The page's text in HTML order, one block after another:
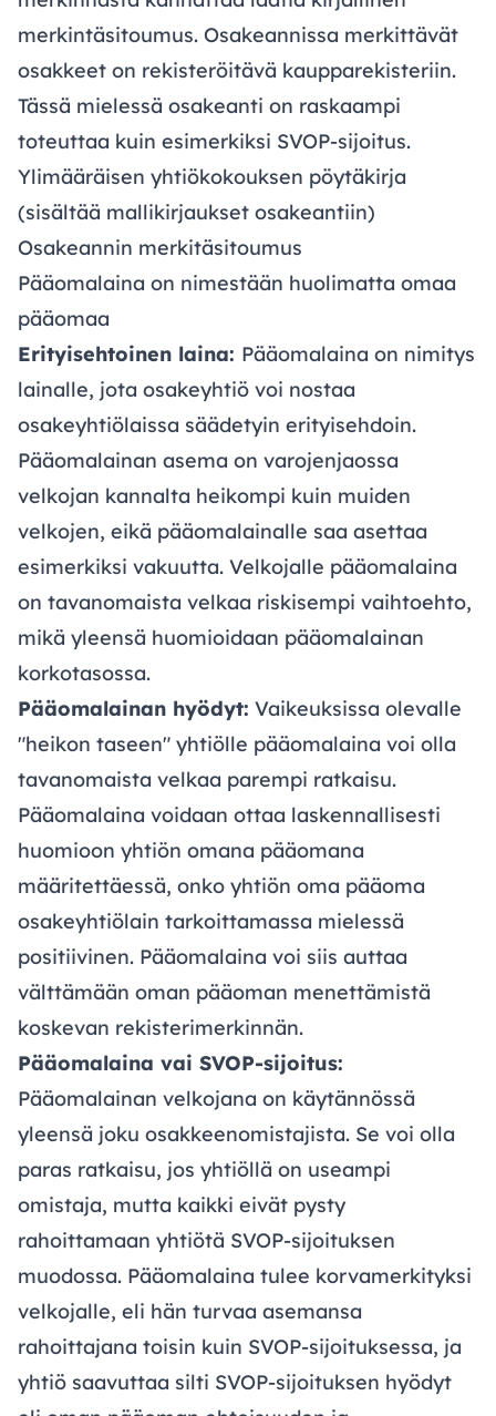
merkintäsitoumus. Osakeannissa merkittävät
osakkeet on rekisteröitävä kaupparekisteriin.
Tässä mielessä osakeanti on raskaampi
toteuttaa kuin esimerkiksi SVOP-sijoitus.
Ylimääräisen yhtiökokouksen pöytäkirja
(sisältää mallikirjaukset osakeantiin)
Osakeannin merkitäsitoumus
Pääomalaina on nimestään huolimatta omaa
pääomaa
Erityisehtoinen laina: Pääomalaina on nimitys
lainalle, jota osakeyhtiö voi nostaa
osakeyhtiölaissa säädetyin erityisehdoin.
Pääomalainan asema on varojenjaossa
velkojan kannalta heikompi kuin muiden
velkojen, eikä pääomalainalle saa asettaa
esimerkiksi vakuutta. Velkojalle pääomalaina
on tavanomaista velkaa riskisempi vaihtoehto,
mikä yleensä huomioidaan pääomalainan
korkotasossa.
Pääomalainan hyödyt: Vaikeuksissa olevalle
"heikon taseen" yhtiölle pääomalaina voi olla
tavanomaista velkaa parempi ratkaisu.
Pääomalaina voidaan ottaa laskennallisesti
huomioon yhtiön omana pääomana
määritettäessä, onko yhtiön oma pääoma
osakeyhtiölain tarkoittamassa mielessä
positiivinen. Pääomalaina voi siis auttaa
välttämään oman pääoman menettämistä
koskevan rekisterimerkinnän.
Pääomalaina vai SVOP-sijoitus:
Pääomalainan velkojana on käytännössä
yleensä joku osakkeenomistajista. Se voi olla
paras ratkaisu, jos yhtiöllä on useampi
omistaja, mutta kaikki eivät pysty
rahoittamaan yhtiötä SVOP-sijoituksen
muodossa. Pääomalaina tulee korvamerkityksi
velkojalle, eli hän turvaa asemansa
rahoittajana toisin kuin SVOP-sijoituksessa, ja
yhtiö saavuttaa silti SVOP-sijoituksen hyödyt